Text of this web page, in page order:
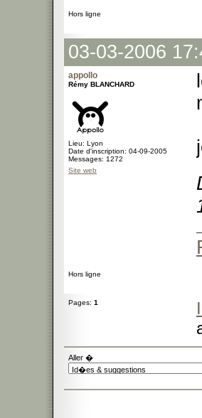
Hors ligne
03-03-2006
appollo
Rémy BLANCHARD
Lieu: Lyon
Date d'inscription: 04-09-2005
Messages: 1272
Site web
Hors ligne
Pages: 1
Aller �